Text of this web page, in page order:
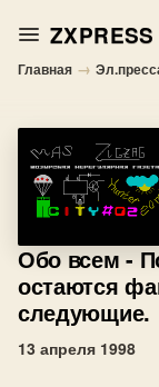
ZXPRESS
Главная →
Обо всем -
остаются
следующие.
13 апреля 1998